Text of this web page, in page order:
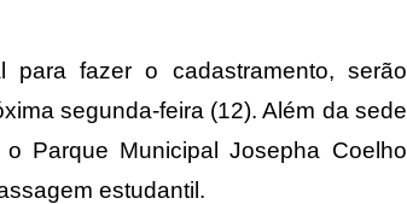
para fazer o cadastramento, serão
segunda-feira (12). Além da sede
Parque Municipal Josepha Coelho
estudantil.